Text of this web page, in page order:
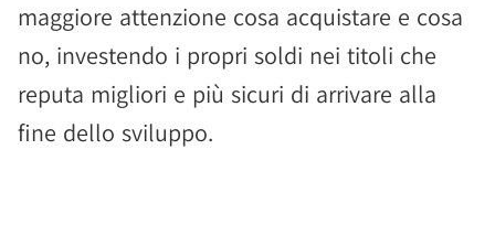
maggiore attenzione cosa acquistare e cosa
no, investendo i propri soldi nei titoli che
reputa migliori e più sicuri di arrivare alla
fine dello sviluppo.